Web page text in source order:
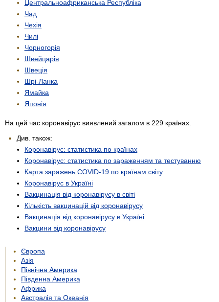
Центрально­африканська Республіка
Чад
Чехія
Чилі
Чорногорія
Швейцарія
Швеція
Шрі-Ланка
Ямайка
Японія
На цей час коронавірус виявлений загалом в 229 країнах.
Див. також:
Коронавірус: статистика по країнах
Коронавірус: статистика по зараженням та тестуванню
Карта заражень COVID-19 по країнам світу
Коронавірус в Україні
Вакцинація від коронавірусу в світі
Кількість вакцинацій від коронавірусу
Вакцинація від коронавірусу в Україні
Вакцини від коронавірусу
Європа
Азія
Північна Америка
Південна Америка
Африка
Австралія та Океанія